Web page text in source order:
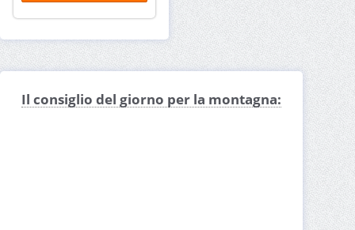
Il consiglio del giorno per la montagna: